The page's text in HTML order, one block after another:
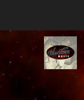
content